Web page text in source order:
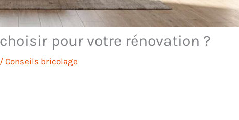
pour votre rénovation ?
/ Conseils bricolage